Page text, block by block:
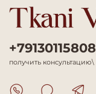
+79130115808
получить консультацию\